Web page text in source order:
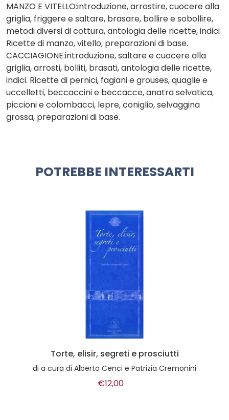
MANZO E VITELLO:introduzione, arrostire, cuocere alla
griglia, friggere e saltare, brasare, bollire e sobollire,
metodi diversi di cottura, antologia delle ricette, indici
Ricette di manzo, vitello, preparazioni di base.
CACCIAGIONE:introduzione, saltare e cuocere alla
griglia, arrosti, bolliti, brasati, antologia delle ricette,
indici. Ricette di pernici, fagiani e grouses, quaglie e
uccelletti, beccaccini e beccacce, anatra selvatica,
piccioni e colombacci, lepre, coniglio, selvaggina
grossa, preparazioni di base.
POTREBBE INTERESSARTI
Torte, elisir, segreti e prosciutti
di a cura di Alberto Cenci e Patrizia Cremonini
€12,00